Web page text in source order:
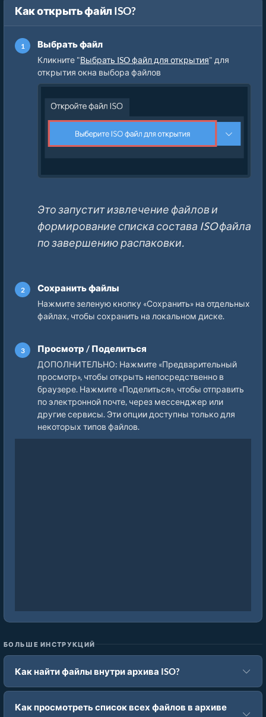
Как открыть файл ISO?
Выбрать файл
Кликните "Выбрать ISO файл для открытия" для
открытия окна выбора файлов
Это запустит извлечение файлов и
формирование списка состава ISO файла
по завершению распаковки.
Сохранить файлы
Нажмите зеленую кнопку «Сохранить» на отдельных
файлах, чтобы сохранить на локальном диске.
Просмотр / Поделиться
ДОПОЛНИТЕЛЬНО: Нажмите «Предварительный
просмотр», чтобы открыть непосредственно в
браузере. Нажмите «Поделиться», чтобы отправить
по электронной почте, через мессенджер или
другие сервисы. Эти опции доступны только для
некоторых типов файлов.
БОЛЬШЕ ИНСТРУКЦИЙ
Как найти файлы внутри архива ISO?
Как просмотреть список всех файлов в архиве